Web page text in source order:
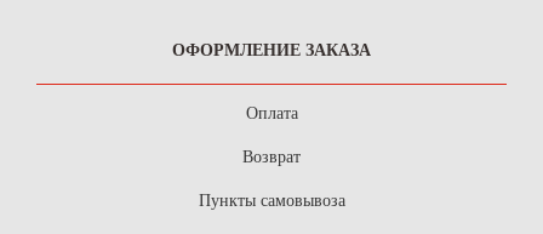
ОФОРМЛЕНИЕ ЗАКАЗА
Оплата
Возврат
Пункты самовывоза